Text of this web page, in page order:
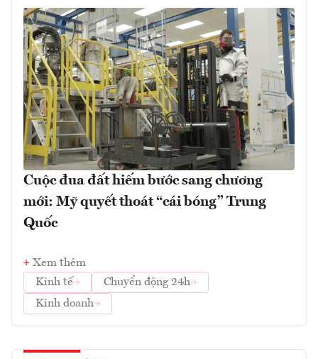
Cuộc đua đất hiếm bước sang chương
mới: Mỹ quyết thoát “cái bóng” Trung
Quốc
Xem thêm
Kinh tế
Chuyển động 24h
Kinh doanh